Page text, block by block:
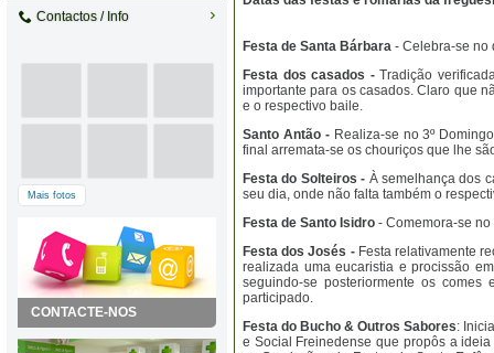
Contactos / Info
Mais fotos
CONTACTE-NOS
Festa de Santa Bárbara - Celebra-se no
Festa dos casados -Tradição
importante para os casados. Claro que
e o respectivo baile.
Santo Antão -Realiza-se no 3º
final arremata-se os chouriços que lhe
Festa do Solteiros - À semelhança dos
seu dia, onde não falta também o
Festa de Santo Isidro - Comemora-se
Festa dos Josés -Festa relativamente
realizada uma eucaristia e procissão
seguindo-se posteriormente os
participado.
Festa do Bucho & Outros Sabores:
e Social Freinedense que propôs a